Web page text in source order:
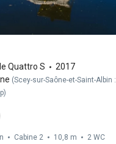
Quattro S
2017
(Scey-sur-Saône-et-Saint-Albin :
)
Cabine 2 10,8 m 2 WC